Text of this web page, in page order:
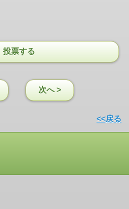
投票する
次へ >
<<戻る